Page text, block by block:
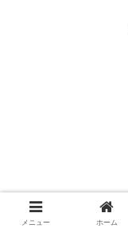
メニュー ホーム